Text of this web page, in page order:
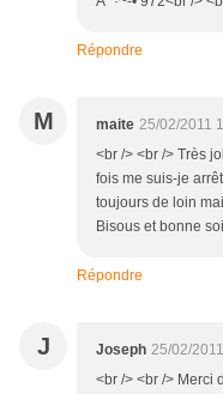
Répondre
M maite 25/02/2011
<br /> <br /> Très
fois me suis-je
toujours de loin
Bisous et bonne
Répondre
J Joseph 25/02/
<br /> <br /> Merci